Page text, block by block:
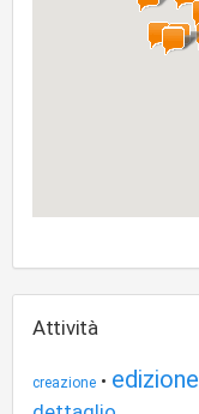
Attività
creazione • edizione